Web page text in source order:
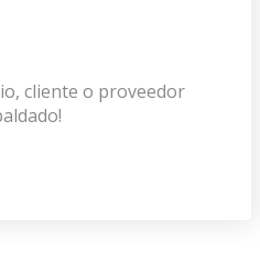
cliente o proveedor